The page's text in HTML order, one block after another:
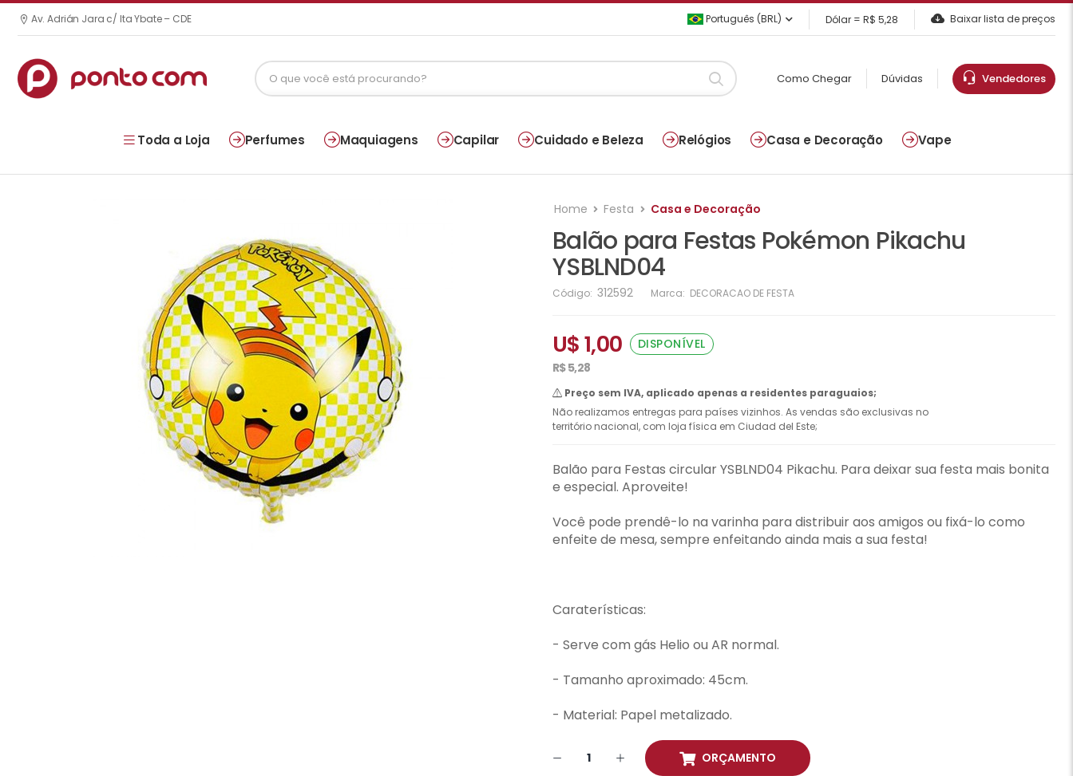
Av. Adrián Jara c/ Ita Ybate – CDE Português (BRL) Dólar = R$ 5,28 Baixar lista de preços
Como Chegar Dúvidas Vendedores
Toda a Loja Perfumes Maquiagens Capilar Cuidado e Beleza Relógios Casa e Decoração Vape
Home Festa Casa e Decoração
Balão para Festas Pokémon Pikachu
YSBLND04
Código: 312592 Marca: DECORACAO DE FESTA
U$ 1,00
DISPONÍVEL
R$ 5,28
Preço sem IVA, aplicado apenas a residentes paraguaios;
Não realizamos entregas para países vizinhos. As vendas são exclusivas no
território nacional, com loja física em Ciudad del Este;
Balão para Festas circular YSBLND04 Pikachu. Para deixar sua festa mais bonita
e especial. Aproveite!
Você pode prendê-lo na varinha para distribuir aos amigos ou fixá-lo como
enfeite de mesa, sempre enfeitando ainda mais a sua festa!
Caraterísticas:
- Serve com gás Helio ou AR normal.
- Tamanho aproximado: 45cm.
- Material: Papel metalizado.
ORÇAMENTO